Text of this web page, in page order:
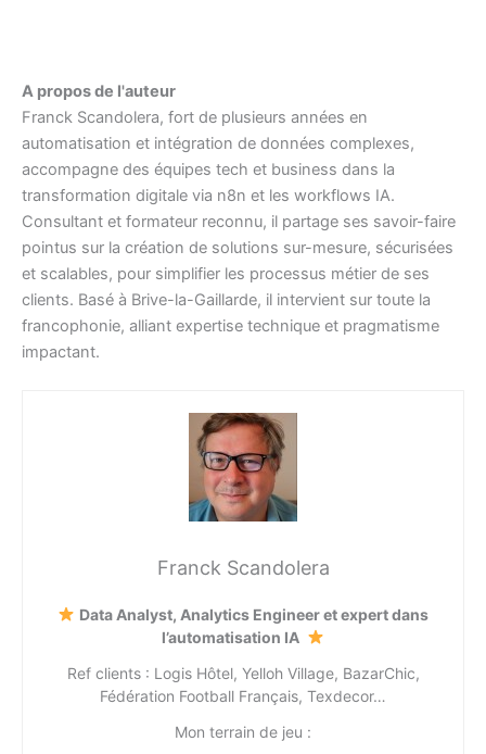
A propos de l'auteur
Franck Scandolera, fort de plusieurs années en
automatisation et intégration de données complexes,
accompagne des équipes tech et business dans la
transformation digitale via n8n et les workflows IA.
Consultant et formateur reconnu, il partage ses savoir-faire
pointus sur la création de solutions sur-mesure, sécurisées
et scalables, pour simplifier les processus métier de ses
clients. Basé à Brive-la-Gaillarde, il intervient sur toute la
francophonie, alliant expertise technique et pragmatisme
impactant.
Franck Scandolera
Data Analyst, Analytics Engineer et expert dans
l’automatisation IA
Ref clients : Logis Hôtel, Yelloh Village, BazarChic,
Fédération Football Français, Texdecor…
Mon terrain de jeu :